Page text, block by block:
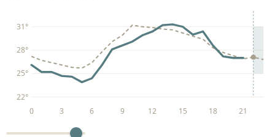
22°
25°
28°
31°
0 3 6 9 12 15 18 21